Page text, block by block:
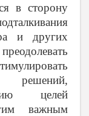
в сторону
и других
решений,
целей
важным